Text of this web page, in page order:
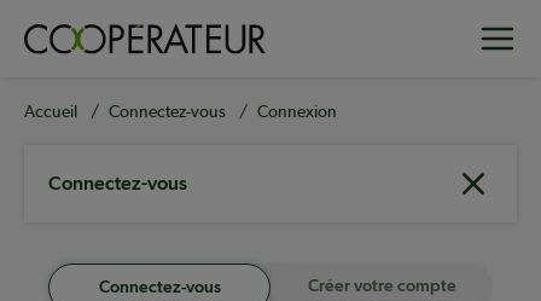
principal
Fil
Accueil Connectez-vous Connexion
Connectez-vous
Connectez-vous Créer votre compte